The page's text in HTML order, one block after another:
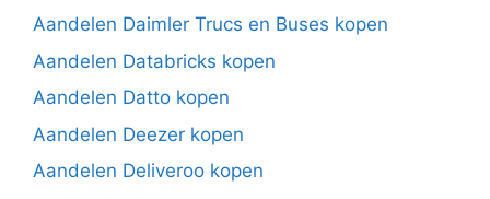
Aandelen Daimler Trucs en Buses kopen
Aandelen Databricks kopen
Aandelen Datto kopen
Aandelen Deezer kopen
Aandelen Deliveroo kopen